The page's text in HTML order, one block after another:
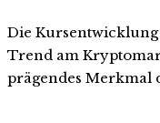
Die
Trend am
prägendes Merkmal